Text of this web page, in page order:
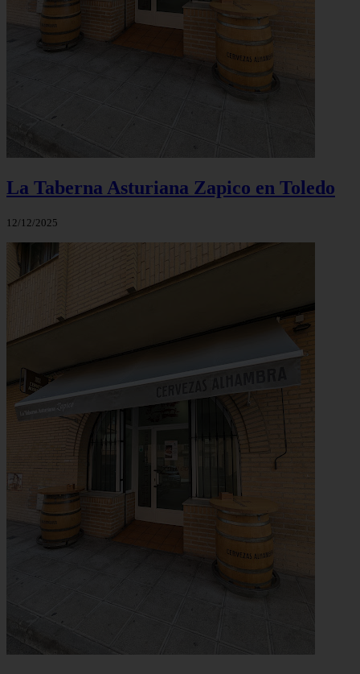
La Taberna Asturiana Zapico en Toledo
12/12/2025